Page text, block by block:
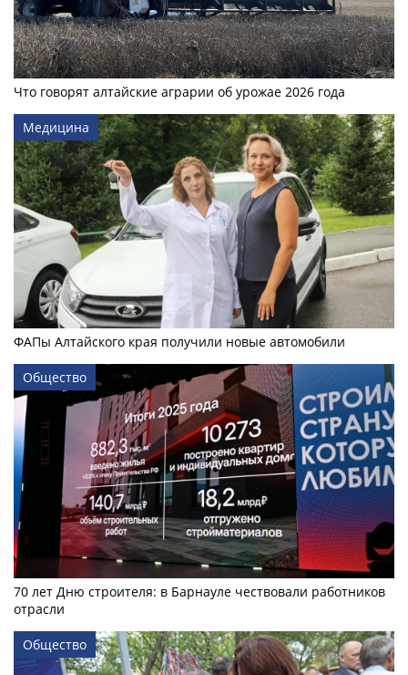
Что говорят алтайские аграрии об урожае 2026 года
Медицина
ФАПы Алтайского края получили новые автомобили
Общество
70 лет Дню строителя: в Барнауле чествовали работников
отрасли
Общество